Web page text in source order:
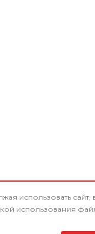
использовать сайт,
использования